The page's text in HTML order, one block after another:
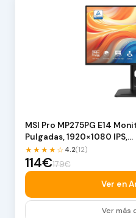
MSI Pro MP275PG E14
Pulgadas, 1920×1080 IPS,…
★★★★☆ 4.2(12)
114€179€
Ver en
Ver más